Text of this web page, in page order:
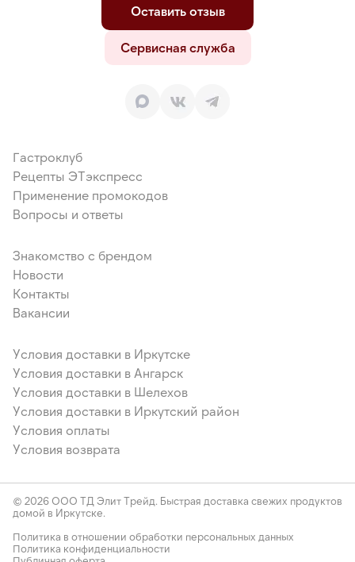
Оставить отзыв
Сервисная служба
Гастроклуб
Рецепты ЭТэкспресс
Применение промокодов
Вопросы и ответы
Знакомство с брендом
Новости
Контакты
Вакансии
Условия доставки в Иркутске
Условия доставки в Ангарск
Условия доставки в Шелехов
Условия доставки в Иркутский район
Условия оплаты
Условия возврата
© 2026 ООО ТД Элит Трейд. Быстрая доставка свежих продуктов
домой в Иркутске.
Политика в отношении обработки персональных данных
Политика конфиденциальности